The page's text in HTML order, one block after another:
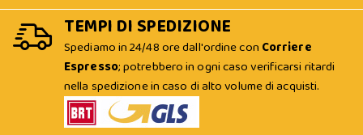
TEMPI DI SPEDIZIONE
Spediamo in 24/48 ore dall'ordine con Corriere
Espresso; potrebbero in ogni caso verificarsi ritardi
nella spedizione in caso di alto volume di acquisti.